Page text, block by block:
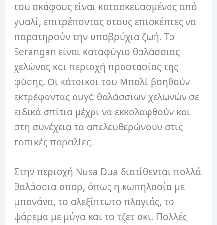
του σκάφους είναι κατασκευασμένος από
γυαλί, επιτρέποντας στους επισκέπτες να
παρατηρούν την υποβρύχια ζωή. Το
Serangan είναι καταφύγιο θαλάσσιας
χελώνας και περιοχή προστασίας της
φύσης. Οι κάτοικοι του Μπαλί βοηθούν
εκτρέφοντας αυγά θαλάσσιων χελωνών σε
ειδικά σπίτια μέχρι να εκκολαφθούν και
στη συνέχεια τα απελευθερώνουν στις
τοπικές παραλίες.
Στην περιοχή Nusa Dua διατίθενται πολλά
θαλάσσια σπορ, όπως η κωπηλασία με
μπανάνα, το αλεξίπτωτο πλαγιάς, το
ψάρεμα με μύγα και το τζετ σκι. Πολλές